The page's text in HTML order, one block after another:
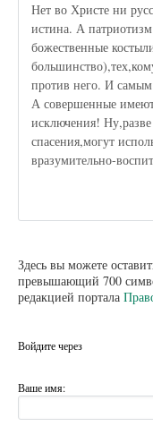
Нет во Христе ни
истина. А
божественные
против него. И самым
А совершенные
исключения!
спасения,могут
вразумительно-
Здесь вы можете
превышающий 700
редакцией портала
Войдите через
Ваше имя: